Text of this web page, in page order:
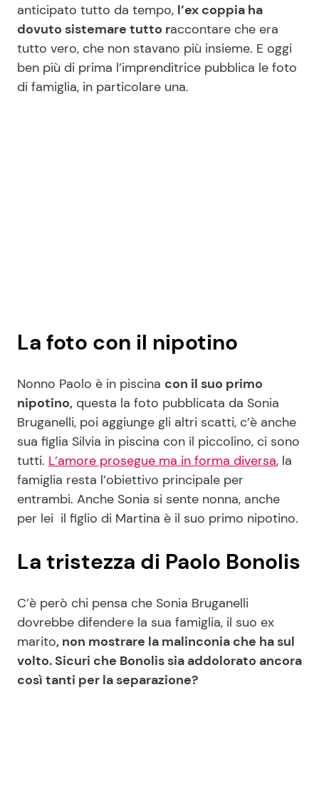
Chi siamo
Disclaimer e Privacy
Redazione
Contattaci
anticipato tutto da tempo, l’ex coppia ha
dovuto sistemare tutto raccontare che era
tutto vero, che non stavano più insieme. E oggi
ben più di prima l’imprenditrice pubblica le foto
di famiglia, in particolare una.
La foto con il nipotino
Nonno Paolo è in piscina con il suo primo
nipotino, questa la foto pubblicata da Sonia
Bruganelli, poi aggiunge gli altri scatti, c’è anche
sua figlia Silvia in piscina con il piccolino, ci sono
tutti. L’amore prosegue ma in forma diversa, la
famiglia resta l’obiettivo principale per
entrambi. Anche Sonia si sente nonna, anche
per lei il figlio di Martina è il suo primo nipotino.
La tristezza di Paolo Bonolis
C’è però chi pensa che Sonia Bruganelli
dovrebbe difendere la sua famiglia, il suo ex
marito, non mostrare la malinconia che ha sul
volto. Sicuri che Bonolis sia addolorato ancora
così tanti per la separazione?